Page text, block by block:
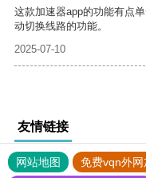
这款加速器app的功能有点
动切换线路的功能。
2025-07-10
友情链接
网站地图 免费vqn外网